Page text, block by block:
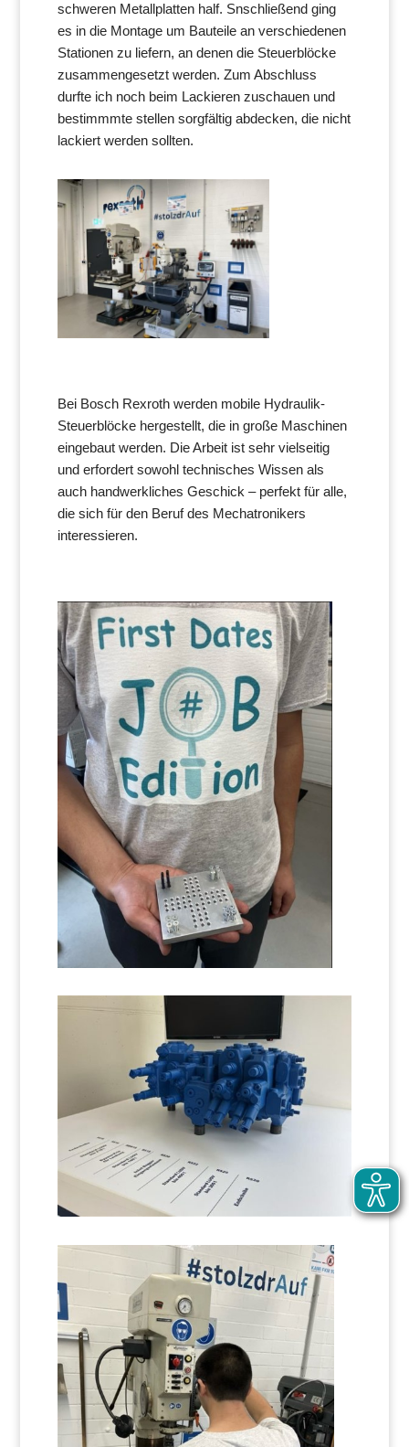
schweren Metallplatten half. Snschließend ging
es in die Montage um Bauteile an verschiedenen
Stationen zu liefern, an denen die Steuerblöcke
zusammengesetzt werden. Zum Abschluss
durfte ich noch beim Lackieren zuschauen und
bestimmmte stellen sorgfältig abdecken, die nicht
lackiert werden sollten.
Bei Bosch Rexroth werden mobile Hydraulik-
Steuerblöcke hergestellt, die in große Maschinen
eingebaut werden. Die Arbeit ist sehr vielseitig
und erfordert sowohl technisches Wissen als
auch handwerkliches Geschick – perfekt für alle,
die sich für den Beruf des Mechatronikers
interessieren.